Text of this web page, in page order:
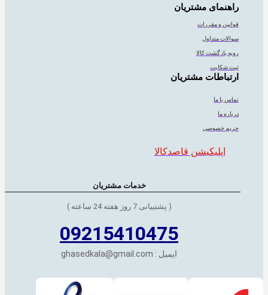
راهنمای مشتریان
قوانین و مقررات
سوالات متداول
رویه بازگشت کالا
ثبت شکایت
ارتباطات مشتریان
تماس با ما
درباره ما
حریم خصوصی
اپلیکیشن قاصدکالا
خدمات مشتریان
( پشتیبانی 7 روز هفته 24 ساعته )
09215410475
ایمیل : ghasedkala@gmail.com